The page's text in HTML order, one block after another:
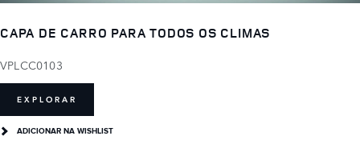
CAPA DE CARRO PARA TODOS OS CLIMAS
VPLCC0103
EXPLORAR
ADICIONAR NA WISHLIST